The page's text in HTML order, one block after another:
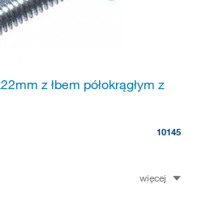
z łbem półokrągłym z
10145
więcej